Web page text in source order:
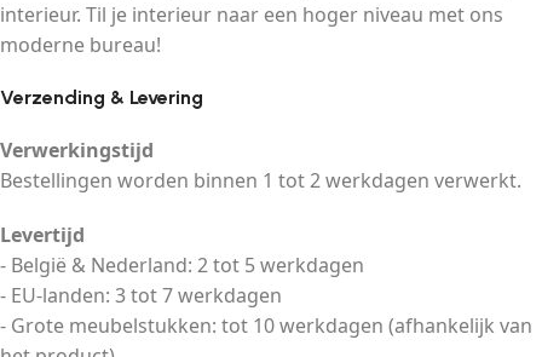
interieur. Til je interieur naar een hoger niveau met ons
moderne bureau!
Verzending & Levering
Verwerkingstijd
Bestellingen worden binnen 1 tot 2 werkdagen verwerkt.
Levertijd
- België & Nederland: 2 tot 5 werkdagen
- EU-landen: 3 tot 7 werkdagen
- Grote meubelstukken: tot 10 werkdagen (afhankelijk van